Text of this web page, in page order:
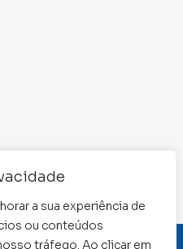
a sua experiência de
ou conteúdos
tráfego. Ao clicar em